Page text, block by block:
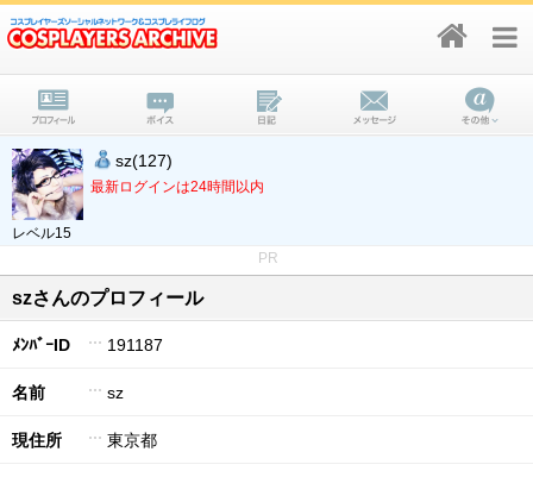
レベル15
sz(127)
最新ログインは24時間以内
PR
szさんのプロフィール
ﾒﾝﾊﾞｰID 191187
名前 sz
現住所 東京都